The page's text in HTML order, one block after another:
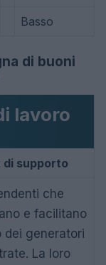
Basso
di buoni
lavoro
di supporto
che
e facilitano
dei generatori
La loro